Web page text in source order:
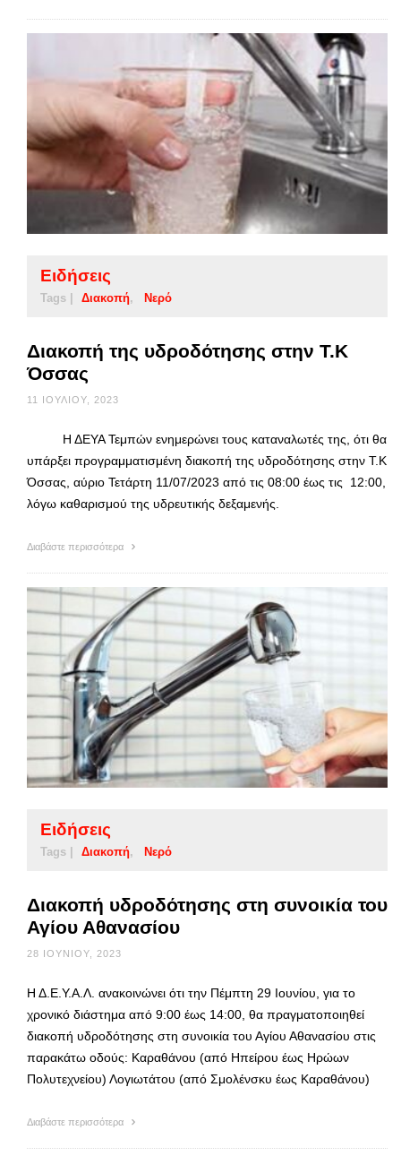
Ειδήσεις
Tags | Διακοπή Νερό
Διακοπή της υδροδότησης στην Τ.Κ
Όσσας
11 ΙΟΥΛΊΟΥ, 2023
Η ΔΕΥΑ Τεμπών ενημερώνει τους καταναλωτές της, ότι θα
υπάρξει προγραμματισμένη διακοπή της υδροδότησης στην Τ.Κ
Όσσας, αύριο Τετάρτη 11/07/2023 από τις 08:00 έως τις 12:00,
λόγω καθαρισμού της υδρευτικής δεξαμενής.
Διαβάστε περισσότερα
Ειδήσεις
Tags | Διακοπή Νερό
Διακοπή υδροδότησης στη συνοικία του
Αγίου Αθανασίου
28 ΙΟΥΝΊΟΥ, 2023
Η Δ.Ε.Υ.Α.Λ. ανακοινώνει ότι την Πέμπτη 29 Ιουνίου, για το
χρονικό διάστημα από 9:00 έως 14:00, θα πραγματοποιηθεί
διακοπή υδροδότησης στη συνοικία του Αγίου Αθανασίου στις
παρακάτω οδούς: Καραθάνου (από Ηπείρου έως Ηρώων
Πολυτεχνείου) Λογιωτάτου (από Σμολένσκυ έως Καραθάνου)
Διαβάστε περισσότερα